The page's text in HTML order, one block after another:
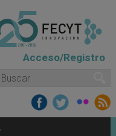
Acceso/Registro
Formulario de búsqueda
Buscar